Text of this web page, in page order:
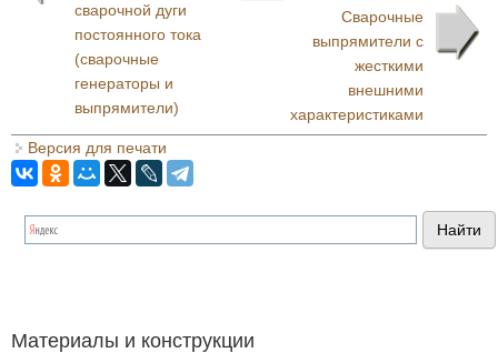
сварочной дуги
постоянного тока
(сварочные
генераторы и
выпрямители)
Сварочные
выпрямители с
жесткими
внешними
характеристиками
Версия для печати
Материалы и конструкции